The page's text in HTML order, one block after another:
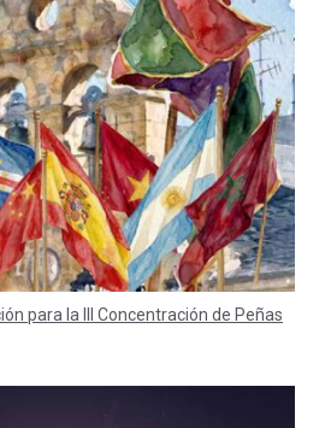
para la III Concentración de Peñas